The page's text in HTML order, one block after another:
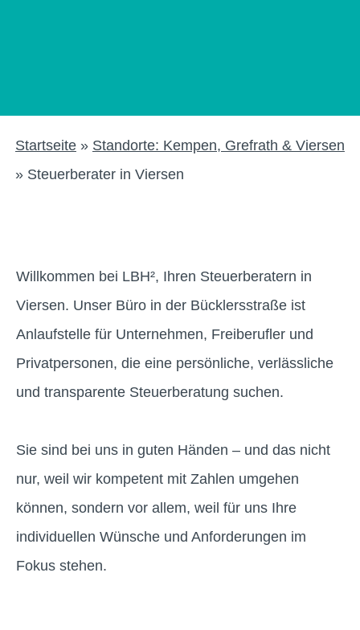
Startseite» Standorte: Kempen, Grefrath & Viersen
» Steuerberater in Viersen
Willkommen bei LBH², Ihren Steuerberatern in
Viersen. Unser Büro in der Bücklersstraße ist
Anlaufstelle für Unternehmen, Freiberufler und
Privatpersonen, die eine persönliche, verlässliche
und transparente Steuerberatung suchen.
Sie sind bei uns in guten Händen – und das nicht
nur, weil wir kompetent mit Zahlen umgehen
können, sondern vor allem, weil für uns Ihre
individuellen Wünsche und Anforderungen im
Fokus stehen.